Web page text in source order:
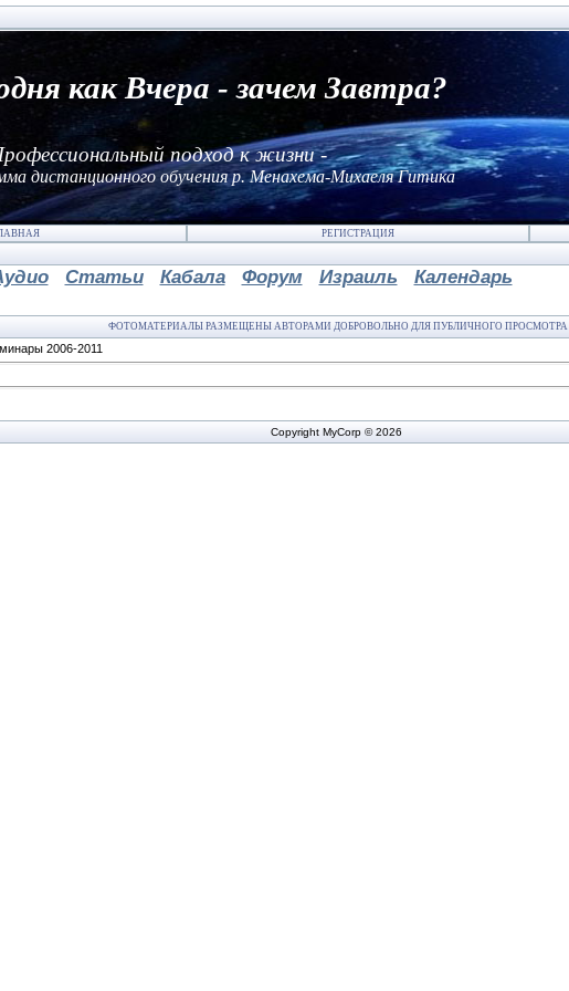
как Вчера - зачем Завтра?
подход к жизни -
дистанционного обучения р. Менахема-Михаеля Гитика
РЕГИСТРАЦИЯ
Статьи Кабала Форум Израиль Календарь
ФОТОМАТЕРИАЛЫ РАЗМЕЩЕНЫ АВТОРАМИ ДОБРОВОЛЬНО ДЛЯ ПУБЛИЧНОГО ПРОСМОТРА
2006-2011
Copyright MyCorp © 2026